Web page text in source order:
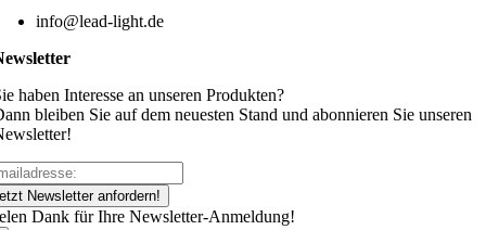
info@lead-light.de
haben Interesse an unseren Produkten?
bleiben Sie auf dem neuesten Stand und abonnieren Sie unseren
Newsletter anfordern!
Dank für Ihre Newsletter-Anmeldung!